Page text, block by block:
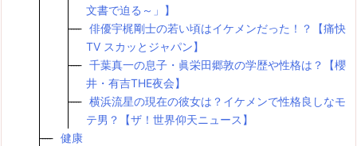
文書で迫る～」】
俳優宇梶剛士の若い頃はイケメンだった！？【痛快
TV スカッとジャパン】
千葉真一の息子・眞栄田郷敦の学歴や性格は？【櫻
井・有吉THE夜会】
横浜流星の現在の彼女は？イケメンで性格良しなモ
テ男？【ザ！世界仰天ニュース】
健康